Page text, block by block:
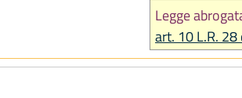
Legge
art. 10 L.R.